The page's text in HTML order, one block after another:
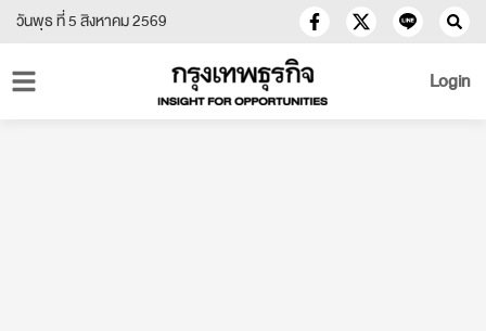
วันพุธ ที่ 5 สิงหาคม 2569
Login